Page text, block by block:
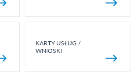
KARTY USŁUG /
WNIOSKI